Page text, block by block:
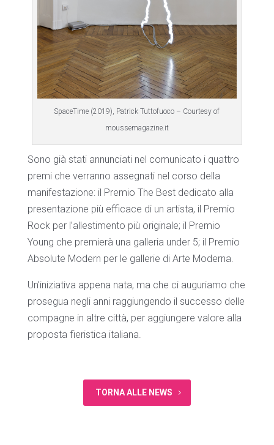
SpaceTime (2019), Patrick Tuttofuoco – Courtesy of
moussemagazine.it
Sono già stati annunciati nel comunicato i quattro
premi che verranno assegnati nel corso della
manifestazione: il Premio The Best dedicato alla
presentazione più efficace di un artista, il Premio
Rock per l’allestimento più originale; il Premio
Young che premierà una galleria under 5; il Premio
Absolute Modern per le gallerie di Arte Moderna.
Un’iniziativa appena nata, ma che ci auguriamo che
prosegua negli anni raggiungendo il successo delle
compagne in altre città, per aggiungere valore alla
proposta fieristica italiana.
TORNA ALLE NEWS